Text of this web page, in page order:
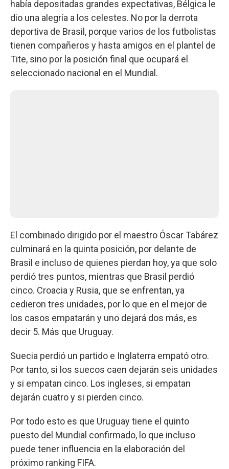
había depositadas grandes expectativas, Bélgica le
dio una alegría a los celestes. No por la derrota
deportiva de Brasil, porque varios de los futbolistas
tienen compañeros y hasta amigos en el plantel de
Tite, sino por la posición final que ocupará el
seleccionado nacional en el Mundial.
El combinado dirigido por el maestro Óscar Tabárez
culminará en la quinta posición, por delante de
Brasil e incluso de quienes pierdan hoy, ya que solo
perdió tres puntos, mientras que Brasil perdió
cinco. Croacia y Rusia, que se enfrentan, ya
cedieron tres unidades, por lo que en el mejor de
los casos empatarán y uno dejará dos más, es
decir 5. Más que Uruguay.
Suecia perdió un partido e Inglaterra empató otro.
Por tanto, si los suecos caen dejarán seis unidades
y si empatan cinco. Los ingleses, si empatan
dejarán cuatro y si pierden cinco.
Por todo esto es que Uruguay tiene el quinto
puesto del Mundial confirmado, lo que incluso
puede tener influencia en la elaboración del
próximo ranking FIFA.